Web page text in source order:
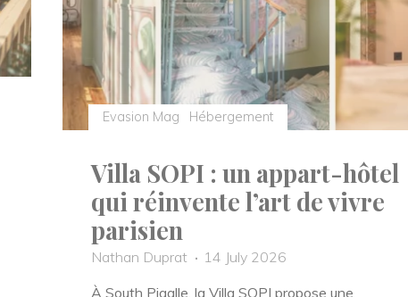
mérite
d’être
découvert"
Evasion Mag Hébergement
Villa SOPI : un appart-hôtel
qui réinvente l’art de vivre
parisien
Nathan Duprat
14 July 2026
À South Pigalle, la Villa SOPI propose une